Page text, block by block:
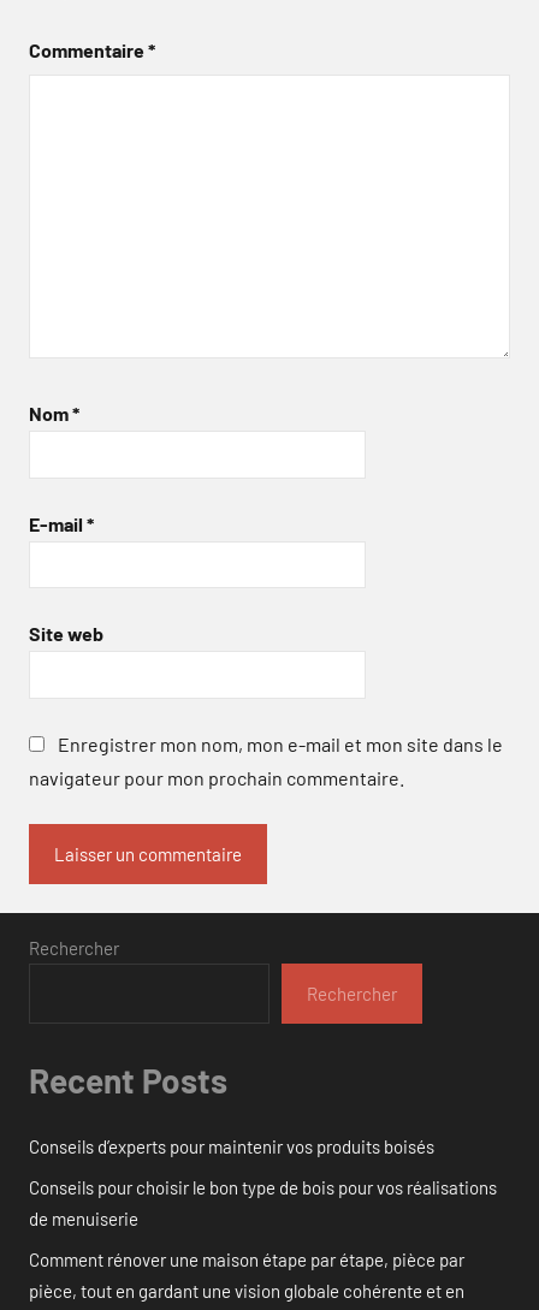
Commentaire*
Nom*
E-mail *
Site web
Enregistrer mon nom, mon e-mail et mon site dans le
navigateur pour mon prochain commentaire.
Rechercher
Rechercher
Recent Posts
Conseils d’experts pour maintenir vos produits boisés
Conseils pour choisir le bon type de bois pour vos réalisations
de menuiserie
Comment rénover une maison étape par étape, pièce par
pièce, tout en gardant une vision globale cohérente et en